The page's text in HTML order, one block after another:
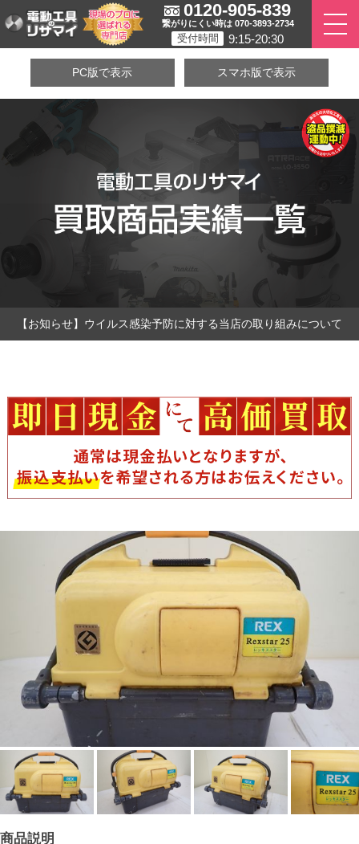
0120-905-839
繋がりにくい時は 070-3893-2734
受付時間 9:15-20:30
PC版で表示 スマホ版で表示
【お知らせ】ウイルス感染予防に対する当店の取り組みについて
商品説明